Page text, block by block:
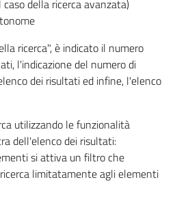
della ricerca avanzata)
ricerca", è indicato il numero
l'indicazione del numero di
dei risultati ed infine, l'elenco
utilizzando le funzionalità
dell'elenco dei risultati:
si attiva un filtro che
limitatamente agli elementi